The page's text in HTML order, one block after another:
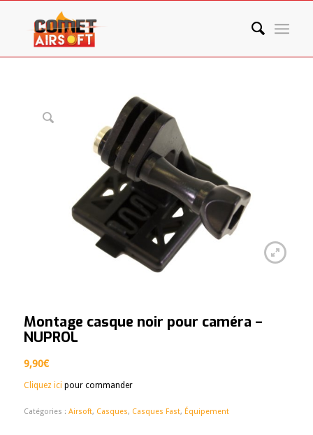
Montage casque noir pour caméra –
NUPROL
9,90€
Cliquez ici pour commander
Catégories : Airsoft, Casques, Casques Fast, Équipement